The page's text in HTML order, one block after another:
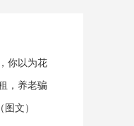
你以为花
，养老骗
文）